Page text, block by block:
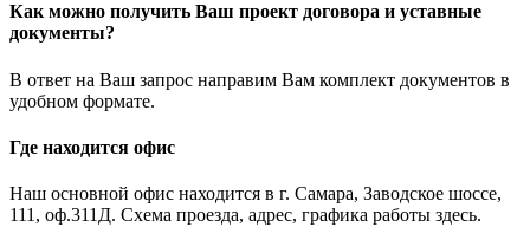
Как можно получить Ваш проект договора и уставные
документы?
В ответ на Ваш запрос направим Вам комплект документов в
удобном формате.
Где находится офис
Наш основной офис находится в г. Самара, Заводское шоссе,
111, оф.311Д. Схема проезда, адрес, графика работы здесь.